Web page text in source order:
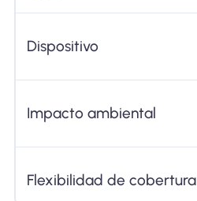
Dispositivo
Impacto ambiental
Flexibilidad de cobertura